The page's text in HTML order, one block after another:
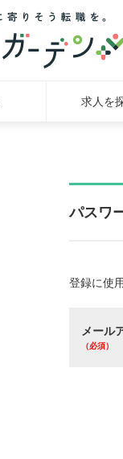
求人を
パスワ
登録に使
メール
（必須）